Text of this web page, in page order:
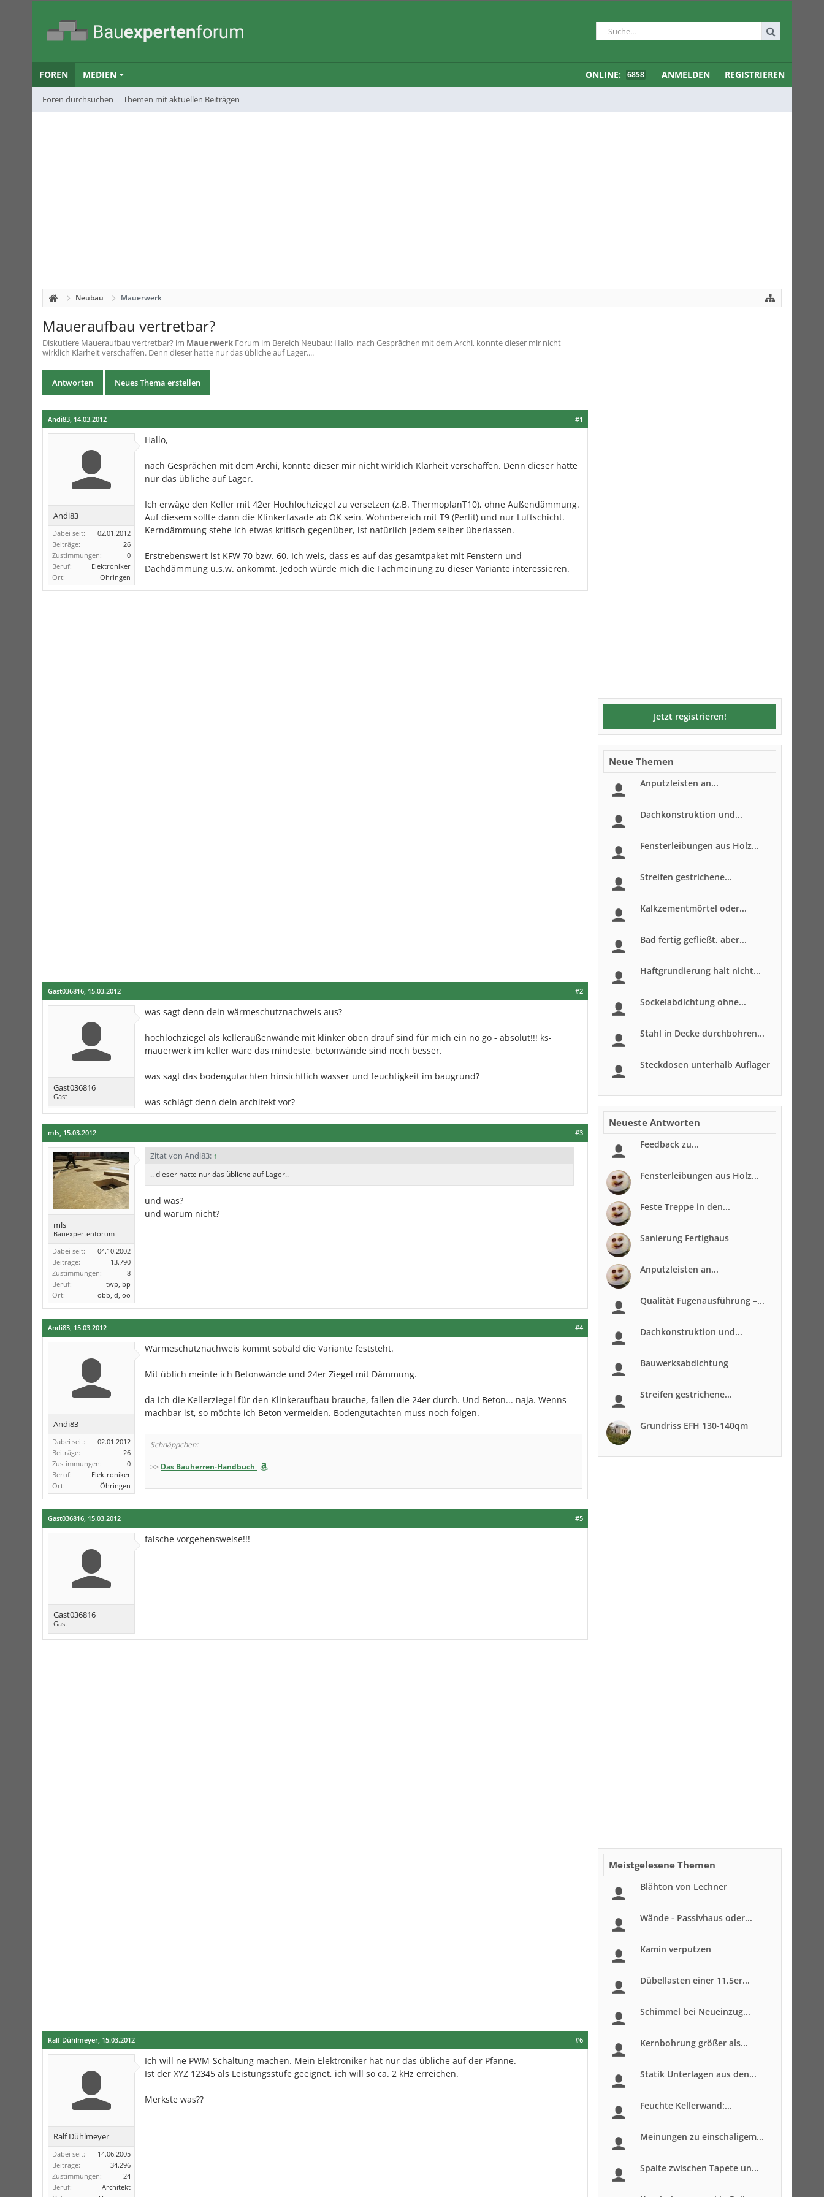
FOREN
Foren durchsuchen Themen mit aktuellen Beiträgen
MEDIEN ONLINE: 6858 ANMELDEN REGISTRIEREN
Neubau Mauerwerk
Maueraufbau vertretbar?
Diskutiere Maueraufbau vertretbar? im Mauerwerk Forum im Bereich Neubau; Hallo, nach Gesprächen mit dem Archi, konnte dieser mir nicht
wirklich Klarheit verschaffen. Denn dieser hatte nur das übliche auf Lager....
Antworten Neues Thema erstellen
#1
Andi83, 14.03.2012
Andi83
Dabei seit:
02.01.2012
Beiträge:
26
Zustimmungen:
0
Beruf:
Elektroniker
Ort:
Öhringen
Hallo,
nach Gesprächen mit dem Archi, konnte dieser mir nicht wirklich Klarheit verschaffen. Denn dieser hatte
nur das übliche auf Lager.
Ich erwäge den Keller mit 42er Hochlochziegel zu versetzen (z.B. ThermoplanT10), ohne Außendämmung.
Auf diesem sollte dann die Klinkerfasade ab OK sein. Wohnbereich mit T9 (Perlit) und nur Luftschicht.
Kerndämmung stehe ich etwas kritisch gegenüber, ist natürlich jedem selber überlassen.
Erstrebenswert ist KFW 70 bzw. 60. Ich weis, dass es auf das gesamtpaket mit Fenstern und
Dachdämmung u.s.w. ankommt. Jedoch würde mich die Fachmeinung zu dieser Variante interessieren.
#2
Gast036816, 15.03.2012
Gast036816
Gast
was sagt denn dein wärmeschutznachweis aus?
hochlochziegel als kelleraußenwände mit klinker oben drauf sind für mich ein no go - absolut!!! ks-
mauerwerk im keller wäre das mindeste, betonwände sind noch besser.
was sagt das bodengutachten hinsichtlich wasser und feuchtigkeit im baugrund?
was schlägt denn dein architekt vor?
#3
mls, 15.03.2012
mls
Bauexpertenforum
Dabei seit:
04.10.2002
Beiträge:
13.790
Zustimmungen:
8
Beruf:
twp, bp
Ort:
obb, d, oö
Zitat von Andi83: ↑
.. dieser hatte nur das übliche auf Lager..
und was?
und warum nicht?
#4
Andi83, 15.03.2012
Andi83
Dabei seit:
02.01.2012
Beiträge:
26
Zustimmungen:
0
Beruf:
Elektroniker
Ort:
Öhringen
Wärmeschutznachweis kommt sobald die Variante feststeht.
Mit üblich meinte ich Betonwände und 24er Ziegel mit Dämmung.
da ich die Kellerziegel für den Klinkeraufbau brauche, fallen die 24er durch. Und Beton... naja. Wenns
machbar ist, so möchte ich Beton vermeiden. Bodengutachten muss noch folgen.
Schnäppchen:
>> Das Bauherren-Handbuch
#5
Gast036816, 15.03.2012
Gast036816
Gast
falsche vorgehensweise!!!
#6
Ralf Dühlmeyer, 15.03.2012
Ralf Dühlmeyer
Dabei seit:
14.06.2005
Beiträge:
34.296
Zustimmungen:
24
Beruf:
Architekt
Ich will ne PWM-Schaltung machen. Mein Elektroniker hat nur das übliche auf der Pfanne.
Ist der XYZ 12345 als Leistungsstufe geeignet, ich will so ca. 2 kHz erreichen.
Merkste was??
Jetzt registrieren!
Neue Themen
Anputzleisten an...
Dachkonstruktion und...
Fensterleibungen aus Holz...
Streifen gestrichene...
Kalkzementmörtel oder...
Bad fertig gefließt, aber...
Haftgrundierung halt nicht...
Sockelabdichtung ohne...
Stahl in Decke durchbohren...
Steckdosen unterhalb Auflager
Neueste Antworten
Feedback zu...
Fensterleibungen aus Holz...
Feste Treppe in den...
Sanierung Fertighaus
Anputzleisten an...
Qualität Fugenausführung –...
Dachkonstruktion und...
Bauwerksabdichtung
Streifen gestrichene...
Grundriss EFH 130-140qm
Meistgelesene Themen
Blähton von Lechner
Wände - Passivhaus oder...
Kamin verputzen
Dübellasten einer 11,5er...
Schimmel bei Neueinzug...
Kernbohrung größer als...
Statik Unterlagen aus den...
Feuchte Kellerwand:...
Meinungen zu einschaligem...
Spalte zwischen Tapete un...